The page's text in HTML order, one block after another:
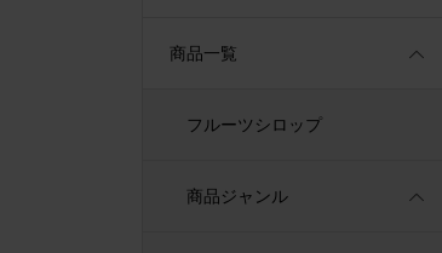
商品一覧
フルーツシロップ
商品ジャンル